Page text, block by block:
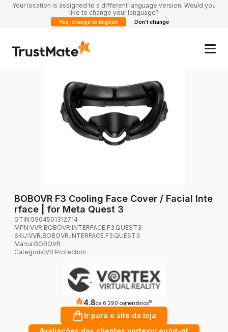
Your location is assigned to a different language version. Would you
like to change your language?
Yes, change to English Don't change
BOBOVR F3 Cooling Face Cover / Facial Inte
rface | for Meta Quest 3
GTIN:5904501312714
MPN:VVR.BOBOVR.INTERFACE.F3.QUEST3
SKU:VVR.BOBOVR.INTERFACE.F3.QUEST3
Marca:BOBOVR
Categoria:VR Protection
4.8de 6 290 comentários ?
Ir para o site da loja